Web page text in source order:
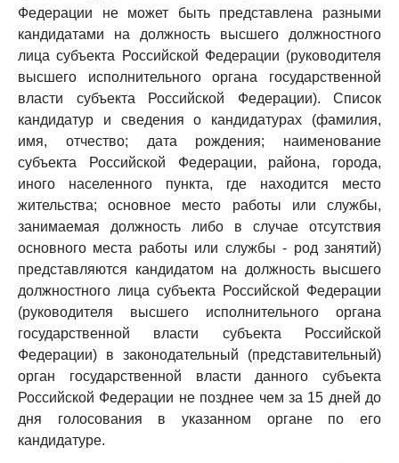
Федерации не может быть представлена разными
кандидатами на должность высшего должностного
лица субъекта Российской Федерации (руководителя
высшего исполнительного органа государственной
власти субъекта Российской Федерации). Список
кандидатур и сведения о кандидатурах (фамилия,
имя, отчество; дата рождения; наименование
субъекта Российской Федерации, района, города,
иного населенного пункта, где находится место
жительства; основное место работы или службы,
занимаемая должность либо в случае отсутствия
основного места работы или службы - род занятий)
представляются кандидатом на должность высшего
должностного лица субъекта Российской Федерации
(руководителя высшего исполнительного органа
государственной власти субъекта Российской
Федерации) в законодательный (представительный)
орган государственной власти данного субъекта
Российской Федерации не позднее чем за 15 дней до
дня голосования в указанном органе по его
кандидатуре.